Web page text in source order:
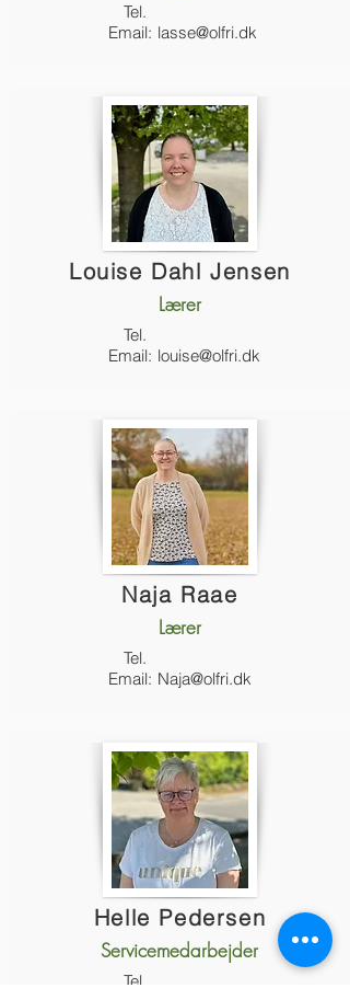
Tel.
Email: lasse@olfri.dk
Louise Dahl Jensen
Lærer
Tel.
Email: louise@olfri.dk
Naja Raae
Lærer
Tel.
Email: Naja@olfri.dk
Helle Pedersen
Servicemedarbejder
Tel.